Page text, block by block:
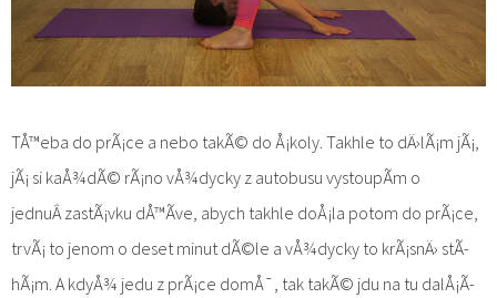
TÅ™eba do prÃ¡ce a nebo takÃ© do Å¡koly. Takhle to dÄ›lÃ¡m jÃ¡,
jÃ¡ si kaÅ¾dÃ© rÃ¡no vÅ¾dycky z autobusu vystoupÃ­m o
jednuÂ zastÃ¡vku dÅ™Ã­ve, abych takhle doÅ¡la potom do prÃ¡ce,
trvÃ¡ to jenom o deset minut dÃ©le a vÅ¾dycky to krÃ¡snÄ› stÃ­
hÃ¡m. A kdyÅ¾ jedu z prÃ¡ce domÅ¯, tak takÃ© jdu na tu dalÅ¡Ã­